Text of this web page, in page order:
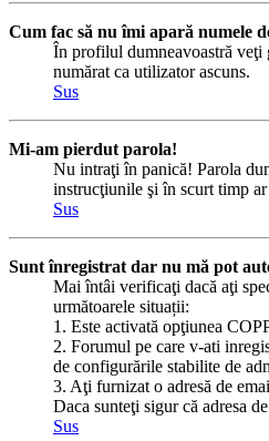
Cum fac să nu îmi apară numele
În profilul dumneavoastră veţi
numărat ca utilizator ascuns.
Sus
Mi-am pierdut parola!
Nu intraţi în panică! Parola
instrucţiunile şi în scurt timp
Sus
Sunt înregistrat dar nu mă pot
Mai întâi verificaţi dacă aţi
următoarele situații:
1. Este activată opţiunea
2. Forumul pe care v-ati
de configurările stabilite de
3. Aţi furnizat o adresă de
Daca sunteţi sigur că adresa
Sus